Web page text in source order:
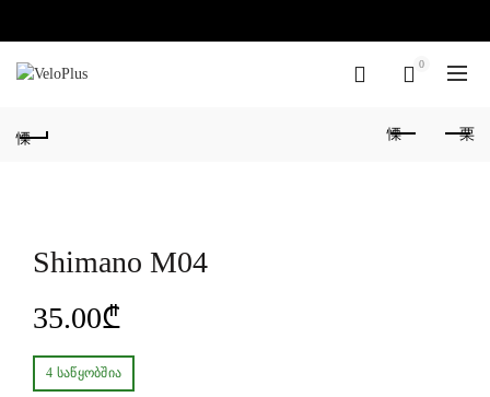
0
Shimano M04
35.00₾
4 ᲡᲐᲬᲧᲝᲑᲨᲘᲐ